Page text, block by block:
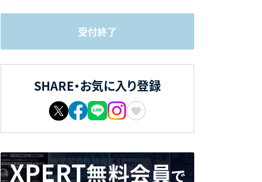
受付終了
SHARE・お気に入り登録